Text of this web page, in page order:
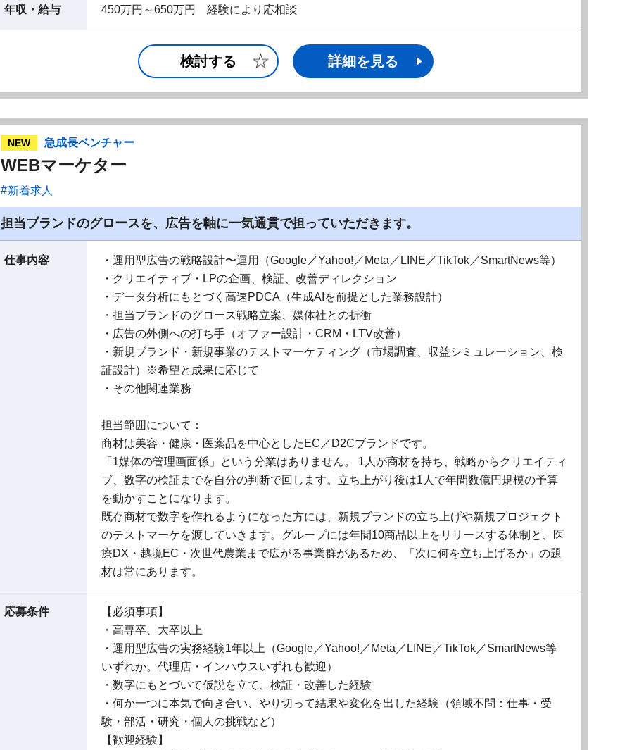
年収・給与 450万円～650万円 経験により応相談
検討する 詳細を見る
NEW 急成長ベンチャー
WEBマーケター
新着求人
担当ブランドのグロースを、広告を軸に一気通貫で担っていただきます。
仕事内容
・運用型広告の戦略設計〜運用（Google／Yahoo!／Meta／LINE／TikTok／SmartNews等）
・クリエイティブ・LPの企画、検証、改善ディレクション
・データ分析にもとづく高速PDCA（生成AIを前提とした業務設計）
・担当ブランドのグロース戦略立案、媒体社との折衝
・広告の外側への打ち手（オファー設計・CRM・LTV改善）
・新規ブランド・新規事業のテストマーケティング（市場調査、収益シミュレーション、検
証設計）※希望と成果に応じて
・その他関連業務
担当範囲について：
商材は美容・健康・医薬品を中心としたEC／D2Cブランドです。
「1媒体の管理画面係」という分業はありません。 1人が商材を持ち、戦略からクリエイティ
ブ、数字の検証までを自分の判断で回します。立ち上がり後は1人で年間数億円規模の予算
を動かすことになります。
既存商材で数字を作れるようになった方には、新規ブランドの立ち上げや新規プロジェクト
のテストマーケを渡していきます。グループには年間10商品以上をリリースする体制と、医
療DX・越境EC・次世代農業まで広がる事業群があるため、「次に何を立ち上げるか」の題
材は常にあります。
応募条件
【必須事項】
・高専卒、大卒以上
・運用型広告の実務経験1年以上（Google／Yahoo!／Meta／LINE／TikTok／SmartNews等
いずれか。代理店・インハウスいずれも歓迎）
・数字にもとづいて仮説を立て、検証・改善した経験
・何か一つに本気で向き合い、やり切って結果や変化を出した経験（領域不問：仕事・受
験・部活・研究・個人の挑戦など）
【歓迎経験】